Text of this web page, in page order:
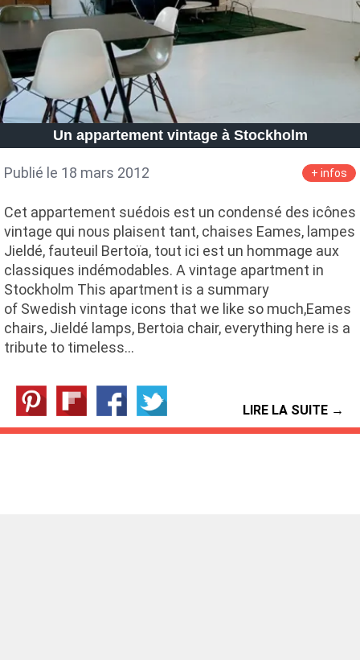
Un appartement vintage à Stockholm
Publié le 18 mars 2012 + infos
Cet appartement suédois est un condensé des icônes
vintage qui nous plaisent tant, chaises Eames, lampes
Jieldé, fauteuil Bertoïa, tout ici est un hommage aux
classiques indémodables. A vintage apartment in
Stockholm This apartment is a summary
of Swedish vintage icons that we like so much,Eames
chairs, Jieldé lamps, Bertoia chair, everything here is a
tribute to timeless…
LIRE LA SUITE →